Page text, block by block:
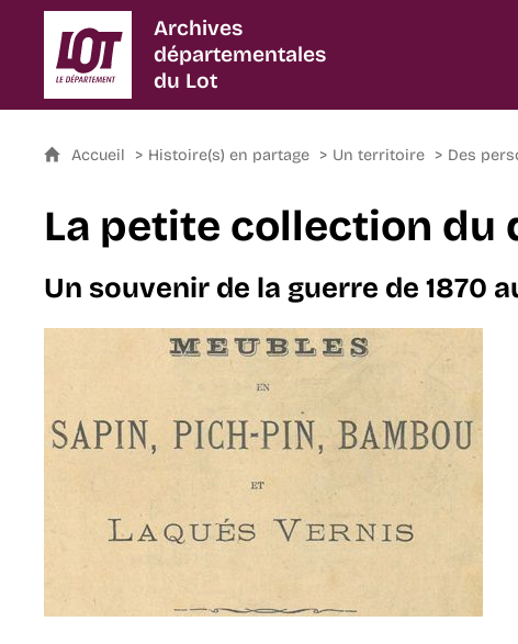
Archives
départementales
du Lot
Accueil Histoire(s) en partage Un territoire Des
La petite collection du
Un souvenir de la guerre de 1870